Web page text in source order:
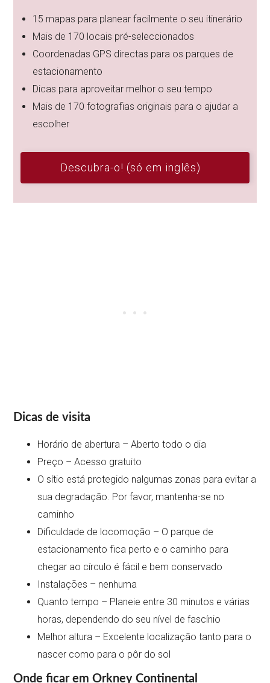
15 mapas para planear facilmente o seu itinerário
Mais de 170 locais pré-seleccionados
Coordenadas GPS directas para os parques de
estacionamento
Dicas para aproveitar melhor o seu tempo
Mais de 170 fotografias originais para o ajudar a
escolher
Descubra-o! (só em inglês)
Dicas de visita
Horário de abertura – Aberto todo o dia
Preço – Acesso gratuito
O sítio está protegido nalgumas zonas para evitar a
sua degradação. Por favor, mantenha-se no
caminho
Dificuldade de locomoção – O parque de
estacionamento fica perto e o caminho para
chegar ao círculo é fácil e bem conservado
Instalações – nenhuma
Quanto tempo – Planeie entre 30 minutos e várias
horas, dependendo do seu nível de fascínio
Melhor altura – Excelente localização tanto para o
nascer como para o pôr do sol
Onde ficar em Orkney Continental